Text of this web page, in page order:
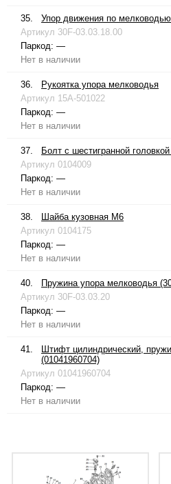
35.
Упор движения по
Артикул 30F-03.03.18.00
Паркод: —
Нет в наличии
36.
Рукоятка упора мелководья
Артикул 15A-501022
Паркод: —
Нет в наличии
37.
Болт с шестигранной
Артикул 0104009
Паркод: —
Нет в наличии
38.
Шайба кузовная М6
Артикул 0104175
Паркод: —
Нет в наличии
40.
Пружина упора мелководья
Артикул 30F-03.03.20
Паркод: —
Нет в наличии
41.
Штифт цилиндрический,
(01041960704)
Артикул 01041960704
Паркод: —
Нет в наличии